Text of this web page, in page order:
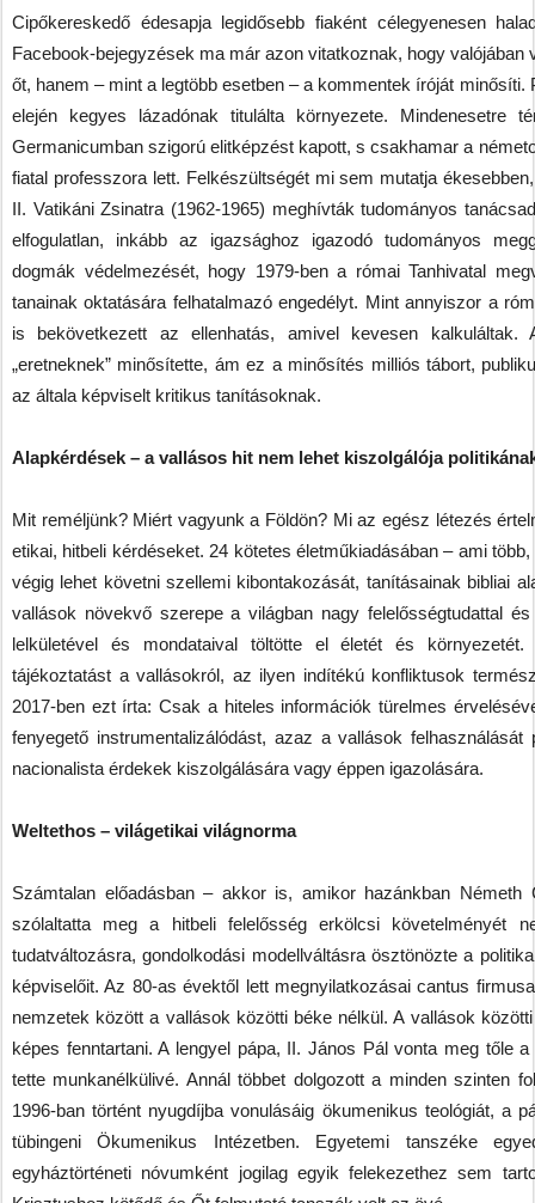
Cipőkereskedő édesapja legidősebb fiaként célegyenesen
Facebook-bejegyzések ma már azon vitatkoznak, hogy valójában
őt, hanem – mint a legtöbb esetben – a kommentek íróját minősíti.
elején kegyes lázadónak titulálta környezete. Mindenesetre
Germanicumban szigorú elitképzést kapott, s csakhamar a
fiatal professzora lett. Felkészültségét mi sem mutatja
II. Vatikáni Zsinatra (1962-1965) meghívták tudományos
elfogulatlan, inkább az igazsághoz igazodó tudományos
dogmák védelmezését, hogy 1979-ben a római Tanhivatal
tanainak oktatására felhatalmazó engedélyt. Mint annyiszor a
is bekövetkezett az ellenhatás, amivel kevesen kalkuláltak.
„eretneknek” minősítette, ám ez a minősítés milliós tábort,
az általa képviselt kritikus tanításoknak.
Alapkérdések – a vallásos hit nem lehet kiszolgálója
Mit reméljünk? Miért vagyunk a Földön? Mi az egész létezés
etikai, hitbeli kérdéseket. 24 kötetes életműkiadásában – ami
végig lehet követni szellemi kibontakozását, tanításainak bibliai
vallások növekvő szerepe a világban nagy felelősségtudattal
lelkületével és mondataival töltötte el életét és
tájékoztatást a vallásokról, az ilyen indítékú konfliktusok
2017-ben ezt írta: Csak a hiteles információk türelmes
fenyegető instrumentalizálódást, azaz a vallások felhasználását
nacionalista érdekek kiszolgálására vagy éppen igazolására.
Weltethos – világetikai világnorma
Számtalan előadásban – akkor is, amikor hazánkban Németh
szólaltatta meg a hitbeli felelősség erkölcsi követelményét
tudatváltozásra, gondolkodási modellváltásra ösztönözte a
képviselőit. Az 80-as évektől lett megnyilatkozásai cantus
nemzetek között a vallások közötti béke nélkül. A vallások
képes fenntartani. A lengyel pápa, II. János Pál vonta meg tőle
tette munkanélkülivé. Annál többet dolgozott a minden szinten
1996-ban történt nyugdíjba vonulásáig ökumenikus teológiát, a
tübingeni Ökumenikus Intézetben. Egyetemi tanszéke
egyháztörténeti nóvumként jogilag egyik felekezethez sem